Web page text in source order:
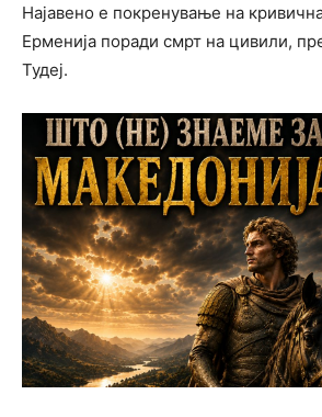
Најавено е покренување на
Ерменија поради смрт на цивили,
Тудеј.